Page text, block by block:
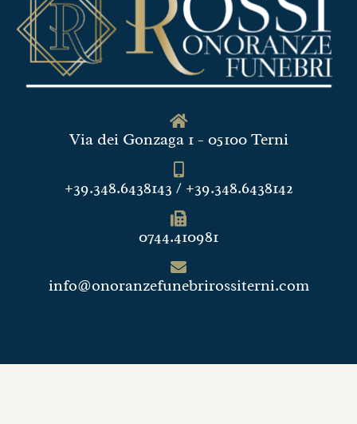
Via dei Gonzaga 1 - 05100 Terni
+39.348.6438143 / +39.348.6438142
0744.410981
info@onoranzefunebrirossiterni.com